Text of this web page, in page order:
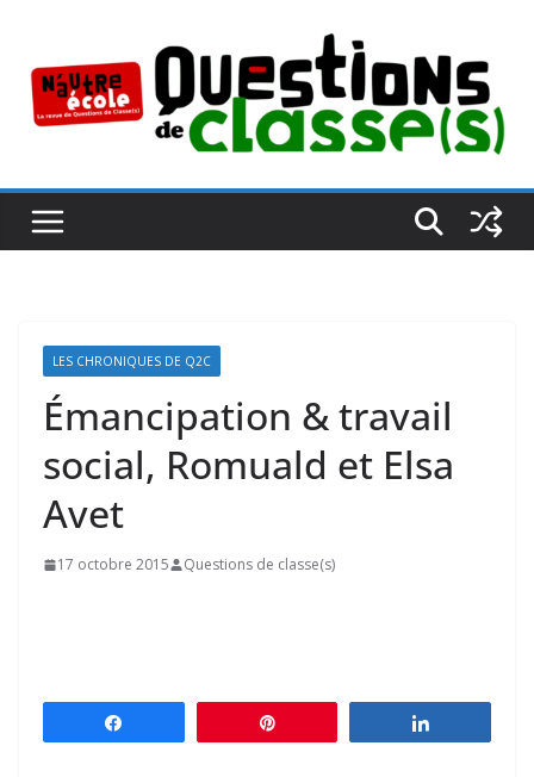
contenu
LES CHRONIQUES DE Q2C
Émancipation & travail
social, Romuald et Elsa
Avet
17 octobre 2015 Questions de classe(s)